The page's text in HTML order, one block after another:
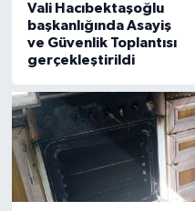
Vali Hacıbektaşoğlu
başkanlığında Asayiş
ve Güvenlik Toplantısı
gerçekleştirildi